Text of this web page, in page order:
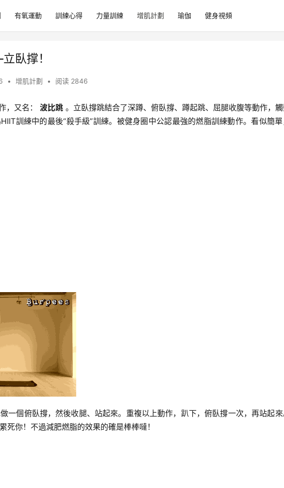
有氧運動 訓練心得 力量訓練 增肌計劃 瑜伽 健身視頻
臥撑！
• 增肌計劃 • 阅读 2846
，又名： 波比跳 。立臥撐跳結合了深蹲、俯臥撐、蹲起跳、屈腿收腹等動作，
訓練中的最後“殺手級”訓練。被健身圈中公認最強的燃脂訓練動作。看似簡
一個俯臥撐，然後收腿、站起來。重複以上動作，趴下，俯臥撐一次，再站起
死你！不過減肥燃脂的效果的確是棒棒噠！